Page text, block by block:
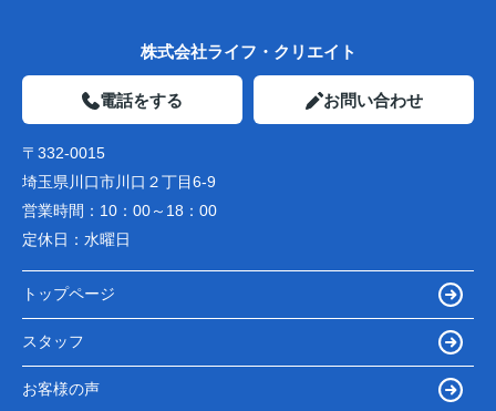
株式会社ライフ・クリエイト
電話をする お問い合わせ
〒332-0015
埼玉県川口市川口２丁目6-9
営業時間： 10：00～18：00
定休日： 水曜日
トップページ
スタッフ
お客様の声